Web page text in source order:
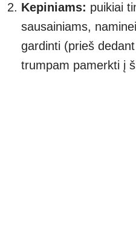
Kepiniams: puikiai
sausainiams,
gardinti (prieš
trumpam pamerkti į